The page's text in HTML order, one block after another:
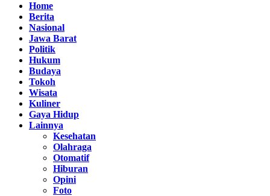
Home
Berita
Nasional
Jawa Barat
Politik
Hukum
Budaya
Tokoh
Wisata
Kuliner
Gaya Hidup
Lainnya
Kesehatan
Olahraga
Otomatif
Hiburan
Opini
Foto